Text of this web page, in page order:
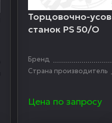
Торцовочно-
станок PS 50/О
Бренд
Страна производитель
Цена по запросу